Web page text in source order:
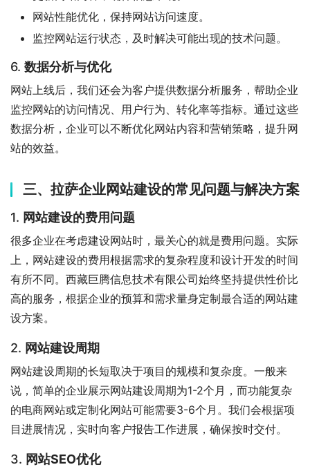
网站性能优化，保持网站访问速度。
监控网站运行状态，及时解决可能出现的技术问题。
6. 数据分析与优化
网站上线后，我们还会为客户提供数据分析服务，帮助企业
监控网站的访问情况、用户行为、转化率等指标。通过这些
数据分析，企业可以不断优化网站内容和营销策略，提升网
站的效益。
三、拉萨企业网站建设的常见问题与解决方案
1. 网站建设的费用问题
很多企业在考虑建设网站时，最关心的就是费用问题。实际
上，网站建设的费用根据需求的复杂程度和设计开发的时间
有所不同。西藏巨腾信息技术有限公司始终坚持提供性价比
高的服务，根据企业的预算和需求量身定制最合适的网站建
设方案。
2. 网站建设周期
网站建设周期的长短取决于项目的规模和复杂度。一般来
说，简单的企业展示网站建设周期为1-2个月，而功能复杂
的电商网站或定制化网站可能需要3-6个月。我们会根据项
目进展情况，实时向客户报告工作进展，确保按时交付。
3. 网站SEO优化